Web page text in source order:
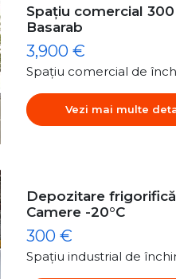
Spațiu comercial
Basarab
3,900 €
Spațiu comercial de
Vezi mai multe
Depozitare
Camere -20°C
300 €
Spațiu industrial de